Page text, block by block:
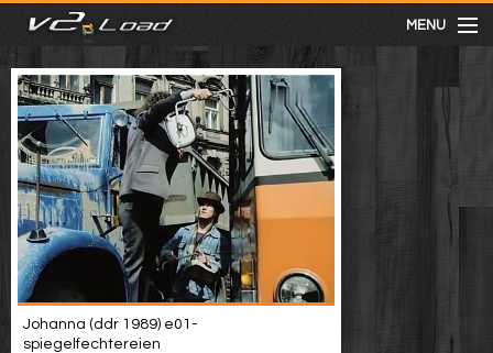
MENU
meist gesehen
neuste
kategorien
Menu
Johanna (ddr 1989) e01-
spiegelfechtereien